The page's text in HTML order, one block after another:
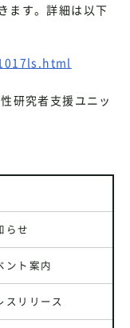
ます。詳細は以下
研究者支援ユニッ
らせ
ント案内
スリリース